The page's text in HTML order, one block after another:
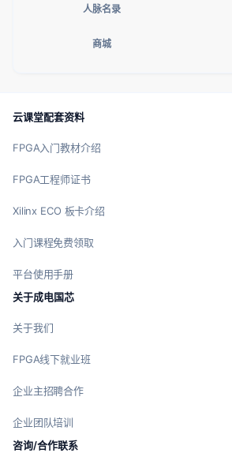
人脉名录
商城
云课堂配套资料
FPGA入门教材介绍
FPGA工程师证书
Xilinx ECO 板卡介绍
入门课程免费领取
平台使用手册
关于成电国芯
关于我们
FPGA线下就业班
企业主招聘合作
企业团队培训
咨询/合作联系